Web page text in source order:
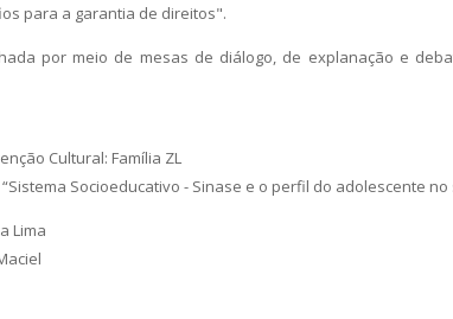
para a garantia de direitos".
por meio de mesas de diálogo, de explanação e
Cultural: Família ZL
Socioeducativo - Sinase e o perfil do adolescente
Lima